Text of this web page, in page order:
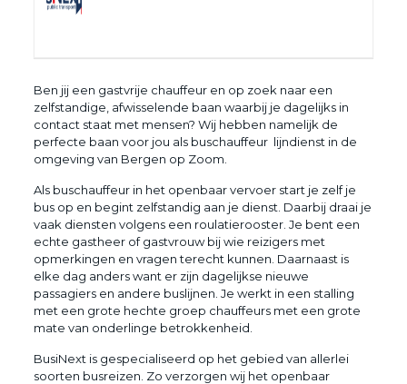
Ben jij een gastvrije chauffeur en op zoek naar een
zelfstandige, afwisselende baan waarbij je dagelijks in
contact staat met mensen? Wij hebben namelijk de
perfecte baan voor jou als buschauffeur lijndienst in de
omgeving van Bergen op Zoom.
Als buschauffeur in het openbaar vervoer start je zelf je
bus op en begint zelfstandig aan je dienst. Daarbij draai je
vaak diensten volgens een roulatierooster. Je bent een
echte gastheer of gastvrouw bij wie reizigers met
opmerkingen en vragen terecht kunnen. Daarnaast is
elke dag anders want er zijn dagelijkse nieuwe
passagiers en andere buslijnen. Je werkt in een stalling
met een grote hechte groep chauffeurs met een grote
mate van onderlinge betrokkenheid.
BusiNext is gespecialiseerd op het gebied van allerlei
soorten busreizen. Zo verzorgen wij het openbaar